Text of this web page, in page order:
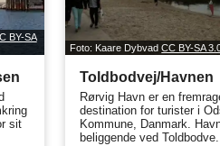
BY-SA
sit
Foto: Kaare DybvadCC BY-SA
Toldbodvej/Havnen
Rørvig Havn er en
destination for turister i
Kommune, Danmark.
beliggende ved